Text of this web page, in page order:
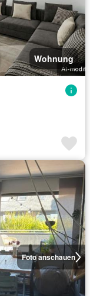
Wohnung
Foto anschauen